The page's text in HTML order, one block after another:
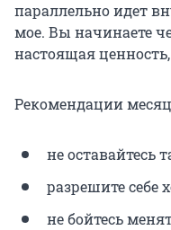
параллельно идет
мое. Вы начинаете
настоящая
Рекомендации
не оставайтесь
разрешите себе
не бойтесь